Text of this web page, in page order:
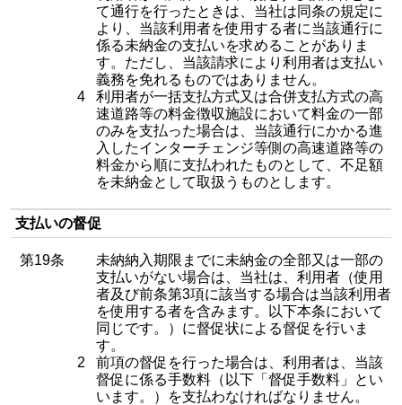
て通行を行ったときは、当社は同条の規定に
より、当該利用者を使用する者に当該通行に
係る未納金の支払いを求めることがありま
す。ただし、当該請求により利用者は支払い
義務を免れるものではありません。
4 利用者が一括支払方式又は合併支払方式の高
速道路等の料金徴収施設において料金の一部
のみを支払った場合は、当該通行にかかる進
入したインターチェンジ等側の高速道路等の
料金から順に支払われたものとして、不足額
を未納金として取扱うものとします。
支払いの督促
第19条
未納納入期限までに未納金の全部又は一部の
支払いがない場合は、当社は、利用者（使用
者及び前条第3項に該当する場合は当該利用者
を使用する者を含みます。以下本条において
同じです。）に督促状による督促を行いま
す。
2 前項の督促を行った場合は、利用者は、当該
督促に係る手数料（以下「督促手数料」とい
います。）を支払わなければなりません。